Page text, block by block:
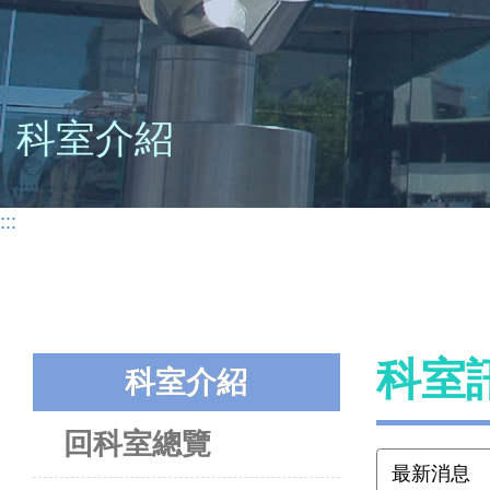
科室介紹
:::
科室介紹
回科室總覽
科室